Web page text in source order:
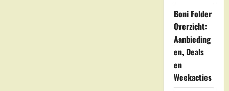
Boni Folder
Overzicht:
Aanbieding
en, Deals
en
Weekacties